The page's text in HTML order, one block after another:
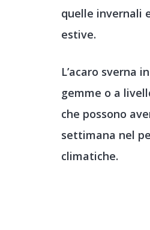
quelle invernali
estive.
L’acaro sverna
gemme o a
che possono
settimana nel
climatiche.